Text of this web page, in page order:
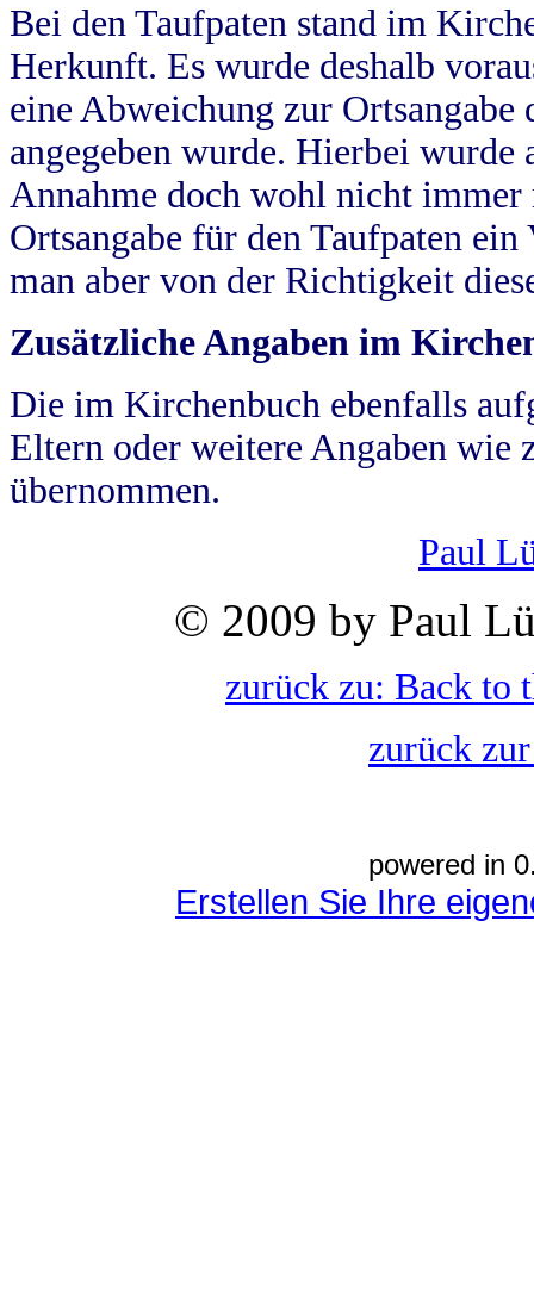
Bei den Taufpaten stand im
Herkunft. Es wurde deshalb
eine Abweichung zur
angegeben wurde. Hierbei wurde
Annahme doch wohl nicht
Ortsangabe für den Taufpaten
man aber von der Richtigkeit
Zusätzliche Angaben im
Die im Kirchenbuch ebenfalls
Eltern oder weitere Angaben wie
übernommen.
Paul
© 2009 by Paul
zurück zu: Back to
zurück
powered in
Erstellen Sie Ihre